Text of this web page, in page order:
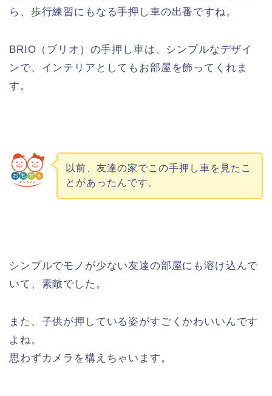
ら、歩行練習にもなる手押し車の出番ですね。
BRIO（ブリオ）の手押し車は、シンプルなデザイ
ンで、インテリアとしてもお部屋を飾ってくれま
す。
以前、友達の家でこの手押し車を見たこ
とがあったんです。
シンプルでモノが少ない友達の部屋にも溶け込んで
いて、素敵でした。
また、子供が押している姿がすごくかわいいんです
よね。
思わずカメラを構えちゃいます。